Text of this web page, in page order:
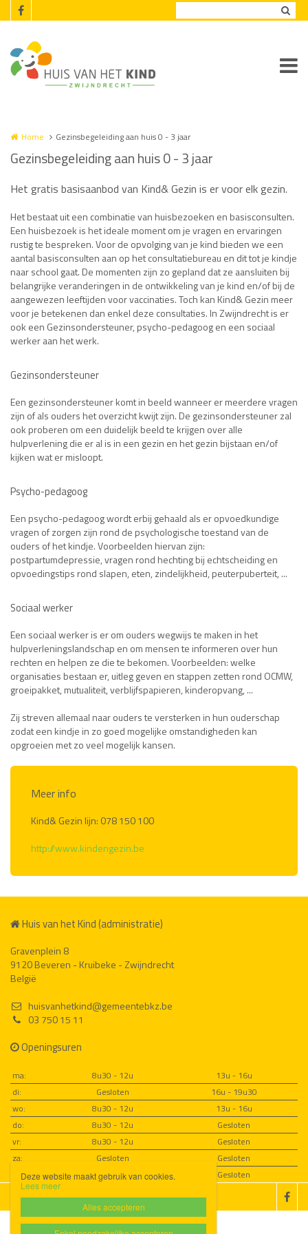
Overslaan en naar de inhoud gaan
Home Gezinsbegeleiding aan huis 0 - 3 jaar
Gezinsbegeleiding aan huis 0 - 3 jaar
Het gratis basisaanbod van Kind& Gezin is er voor elk gezin.
Het bestaat uit een combinatie van huisbezoeken en basisconsulten.
Een huisbezoek is het ideale moment om je vragen en ervaringen
rustig te bespreken. Voor de opvolging van je kind bieden we een
aantal basisconsulten aan op het consultatiebureau en dit tot je kindje
naar school gaat. De momenten zijn zo gepland dat ze aansluiten bij
belangrijke veranderingen in de ontwikkeling van je kind en/of bij de
aangewezen leeftijden voor vaccinaties. Toch kan Kind& Gezin meer
voor je betekenen dan enkel deze consultaties. In Zwijndrecht is er
ook een Gezinsondersteuner, psycho-pedagoog en een sociaal
werker aan het werk.
Gezinsondersteuner
Een gezinsondersteuner komt in beeld wanneer er meerdere vragen
zijn of als ouders het overzicht kwijt zijn. De gezinsondersteuner zal
ook proberen om een duidelijk beeld te krijgen over alle
hulpverlening die er al is in een gezin en het gezin bijstaan en/of
kijken wat er misloopt.
Psycho-pedagoog
Een psycho-pedagoog wordt erbij gehaald als er opvoedkundige
vragen of zorgen zijn rond de psychologische toestand van de
ouders of het kindje. Voorbeelden hiervan zijn:
postpartumdepressie, vragen rond hechting bij echtscheiding en
opvoedingstips rond slapen, eten, zindelijkheid, peuterpuberteit, ...
Sociaal werker
Een sociaal werker is er om ouders wegwijs te maken in het
hulpverleningslandschap en om mensen te informeren over hun
rechten en helpen ze die te bekomen. Voorbeelden: welke
organisaties bestaan er, uitleg geven en stappen zetten rond OCMW,
groeipakket, mutualiteit, verblijfspapieren, kinderopvang, ...
Zij streven allemaal naar ouders te versterken in hun ouderschap
zodat een kindje in zo goed mogelijke omstandigheden kan
opgroeien met zo veel mogelijk kansen.
Meer info
Kind& Gezin lijn: 078 150 100
http://www.kindengezin.be
Huis van het Kind (administratie)
Gravenplein 8
9120 Beveren - Kruibeke - Zwijndrecht
België
huisvanhetkind@gemeentebkz.be
03 750 15 11
Openingsuren
ma: 8u30 - 12u
13u - 16u
di:
Gesloten
16u - 19u30
wo:
8u30 - 12u
13u - 16u
do:
8u30 - 12u
Gesloten
vr:
8u30 - 12u
Gesloten
za:
Gesloten
Gesloten
zo:
Gesloten Gesloten
Disclaimer Privacybeleid
Deze website maakt gebruik van cookies.
Lees meer
Alles accepteren